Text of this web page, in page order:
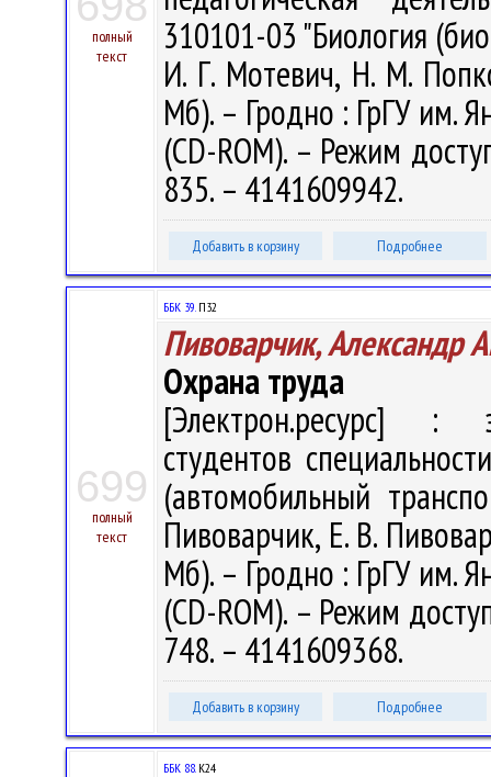
полный
текст
310101-03 "Биология
И. Г. Мотевич, Н. М.
Мб). – Гродно : ГрГУ им.
(CD-ROM). – Режим
835. – 4141609942.
Добавить в корзину Подробнее
699
полный
текст
ББК 39.П32
Пивоварчик, Александр
Охрана труда
[Электрон.ресурс] :
студентов
(автомобильный
Пивоварчик, Е. В.
Мб). – Гродно : ГрГУ им.
(CD-ROM). – Режим
748. – 4141609368.
Добавить в корзину Подробнее
ББК 88.К24